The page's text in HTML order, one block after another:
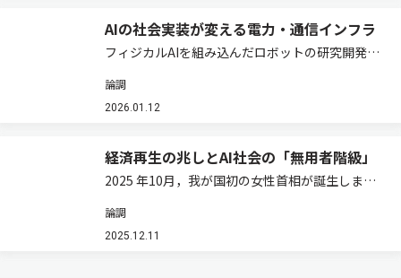
AIの社会実装が変える電力・通信インフラ
フィジカルAIを組み込んだロボットの研究開発が
初旬，「2025国際ロボット展（iREX2025）」が
開催されました
論調
2026.01.12
経済再生の兆しとAI社会の「無用者階級」
2025 年10月，我が国初の女性首相が誕生しまし
歓迎，期待しているようです。同時に，どの様な
政策が打ち出されるかに関連しての議論は沸騰気
論調
2025.12.11